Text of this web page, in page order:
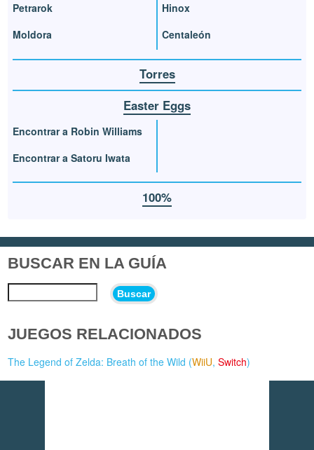
Petrarok
Moldora
Hinox
Centaleón
Torres
Easter Eggs
Encontrar a Robin Williams
Encontrar a Satoru Iwata
100%
BUSCAR EN LA GUÍA
Buscar
JUEGOS RELACIONADOS
The Legend of Zelda: Breath of the Wild (WiiU,Switch)